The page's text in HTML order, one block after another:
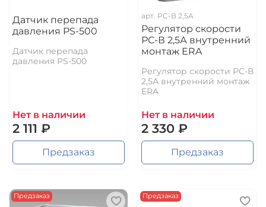
Датчик перепада
давления PS-500
Датчик перепада
давления PS-500
Нет в наличии
2 111 ₽
Предзаказ
арт. PC-B 2,5A
Регулятор скорости
РС-В 2,5А внутренний
монтаж ERA
Регулятор скорости РС-В
2,5А внутренний монтаж
ERA
Нет в наличии
2 330 ₽
Предзаказ
Предзаказ Предзаказ